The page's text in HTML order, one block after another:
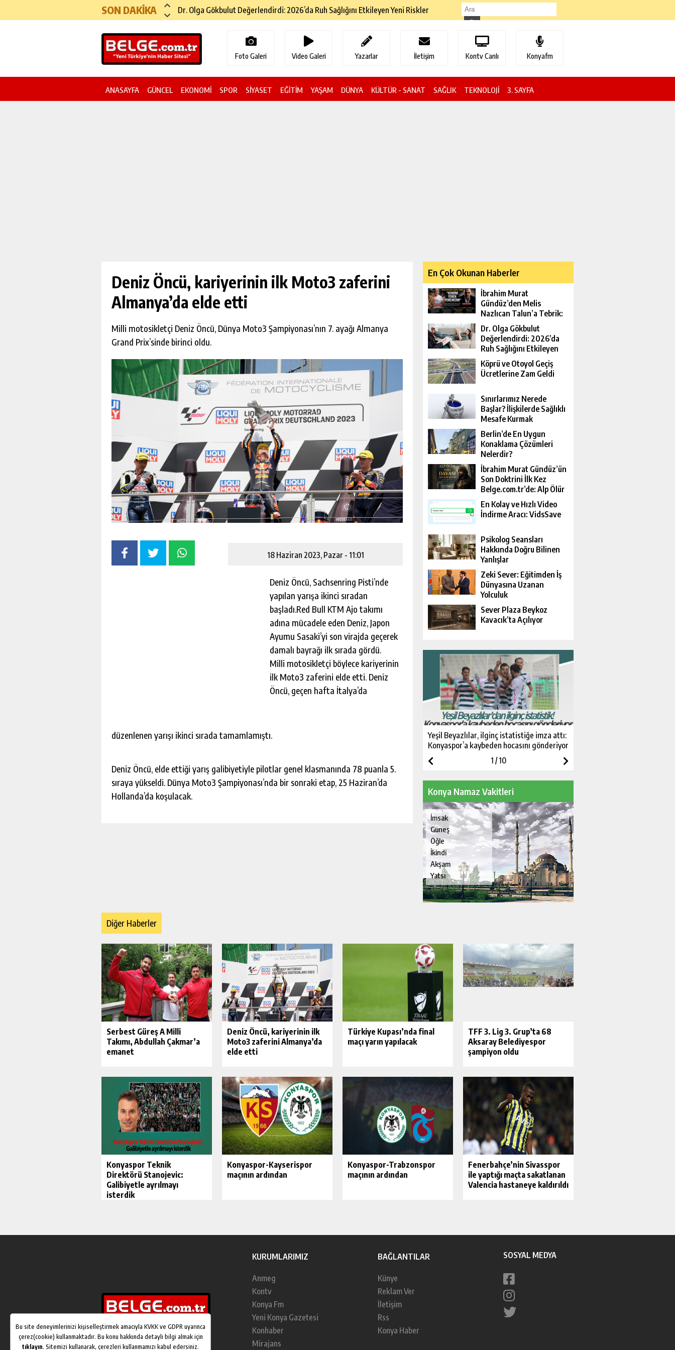
SON DAKİKA Köprü ve Otoyol Geçiş Ücretlerine Zam Geldi
Foto Galeri Video Galeri Yazarlar İletişim Kontv Canlı Konyafm
ANASAYFA GÜNCEL EKONOMİ SPOR SİYASET EĞİTİM YAŞAM DÜNYA KÜLTÜR - SANAT SAĞLIK TEKNOLOJİ 3. SAYFA
Deniz Öncü, kariyerinin ilk Moto3 zaferini
Almanya’da elde etti
Milli motosikletçi Deniz Öncü, Dünya Moto3 Şampiyonası’nın 7. ayağı Almanya
Grand Prix’sinde birinci oldu.
18 Haziran 2023, Pazar - 11:01
Deniz Öncü, Sachsenring Pisti’nde
yapılan yarışa ikinci sıradan
başladı.Red Bull KTM Ajo takımı
adına mücadele eden Deniz, Japon
Ayumu Sasaki’yi son virajda geçerek
damalı bayrağı ilk sırada gördü.
Milli motosikletçi böylece kariyerinin
ilk Moto3 zaferini elde etti. Deniz
Öncü, geçen hafta İtalya’da
düzenlenen yarışı ikinci sırada tamamlamıştı.
Deniz Öncü, elde ettiği yarış galibiyetiyle pilotlar genel klasmanında 78 puanla 5.
sıraya yükseldi. Dünya Moto3 Şampiyonası’nda bir sonraki etap, 25 Haziran’da
Hollanda’da koşulacak.
En Çok Okunan Haberler
İbrahim Murat
Gündüz’den Melis
Nazlıcan Talun’a Tebrik:
Kendini Yenen
Yenilmezdir
Dr. Olga Gökbulut
Değerlendirdi: 2026’da
Ruh Sağlığını Etkileyen
Yeni Riskler
Köprü ve Otoyol Geçiş
Ücretlerine Zam Geldi
Sınırlarımız Nerede
Başlar? İlişkilerde Sağlıklı
Mesafe Kurmak
Berlin’de En Uygun
Konaklama Çözümleri
Nelerdir?
İbrahim Murat Gündüz’ün
Son Doktrini İlk Kez
Belge.com.tr’de: Alp Ölür
Ama Davası Devam Eder
En Kolay ve Hızlı Video
İndirme Aracı: VidsSave
Psikolog Seansları
Hakkında Doğru Bilinen
Yanlışlar
Zeki Sever: Eğitimden İş
Dünyasına Uzanan
Yolculuk
Sever Plaza Beykoz
Kavacık’ta Açılıyor
Yeşil Beyazlılar, ilginç istatistiğe imza attı:
Konyaspor’a kaybeden hocasını gönderiyor
1 /10
Konya Namaz Vakitleri
İmsak
Güneş
Öğle
İkindi
Akşam
Yatsı
Diğer Haberler
Serbest Güreş A Milli
Takımı, Abdullah Çakmar’a
emanet
Deniz Öncü, kariyerinin ilk
Moto3 zaferini Almanya’da
elde etti
Türkiye Kupası’nda final
maçı yarın yapılacak
​TFF 3. Lig 3. Grup’ta 68
Aksaray Belediyespor
şampiyon oldu
Konyaspor Teknik
Direktörü Stanojevic:
Galibiyetle ayrılmayı
isterdik
Konyaspor-Kayserispor
maçının ardından
Konyaspor-Trabzonspor
maçının ardından
Fenerbahçe’nin Sivasspor
ile yaptığı maçta sakatlanan
Valencia hastaneye kaldırıldı
KURUMLARIMIZ
Anmeg
Kontv
Konya Fm
Yeni Konya Gazetesi
Konhaber
Mirajans
BAĞLANTILAR
Künye
Reklam Ver
İletişim
Rss
Konya Haber
SOSYAL MEDYA
Bu site deneyimlerinizi kişiselleştirmek amacıyla KVKK ve GDPR uyarınca
çerez(cookie) kullanmaktadır. Bu konu hakkında detaylı bilgi almak için
tıklayın. Sitemizi kullanarak, çerezleri kullanmamızı kabul edersiniz.